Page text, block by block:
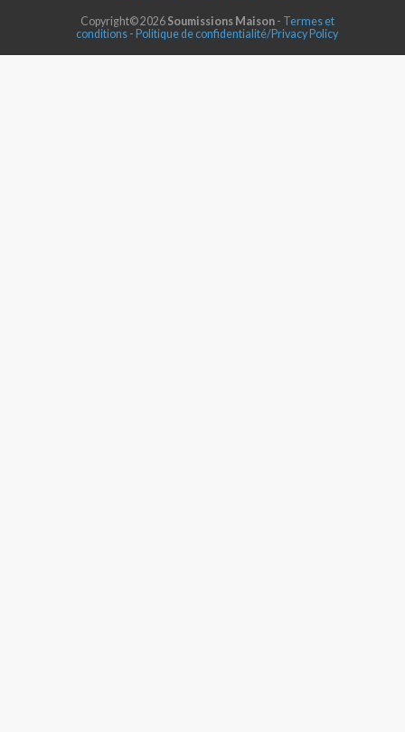
Copyright© 2026 Soumissions Maison- Termes et
conditions - Politique de confidentialité/Privacy Policy